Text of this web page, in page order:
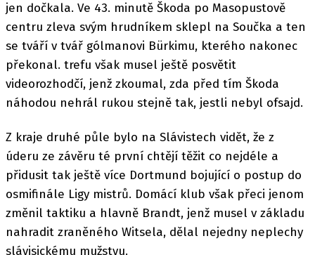
jen dočkala. Ve 43. minutě Škoda po Masopustově
centru zleva svým hrudníkem sklepl na Součka a ten
se tváří v tvář gólmanovi Bürkimu, kterého nakonec
překonal. trefu však musel ještě posvětit
videorozhodčí, jenž zkoumal, zda před tím Škoda
náhodou nehrál rukou stejně tak, jestli nebyl ofsajd.
Z kraje druhé půle bylo na Slávistech vidět, že z
úderu ze závěru té první chtějí těžit co nejdéle a
přidusit tak ještě více Dortmund bojující o postup do
osmifinále Ligy mistrů. Domácí klub však přeci jenom
změnil taktiku a hlavně Brandt, jenž musel v základu
nahradit zraněného Witsela, dělal nejedny neplechy
slávisickému mužstvu.